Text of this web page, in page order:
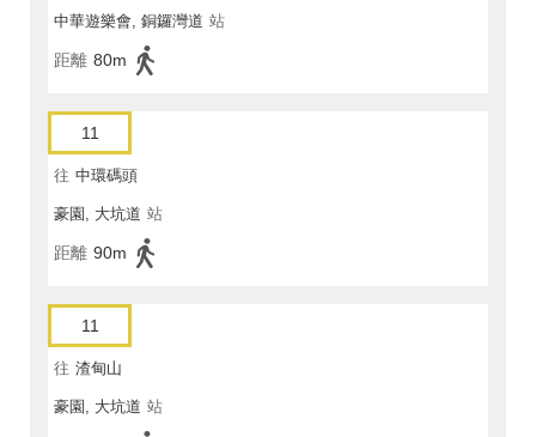
中華遊樂會, 銅鑼灣道 站
距離 80m
11
往 中環碼頭
豪園, 大坑道 站
距離 90m
11
往 渣甸山
豪園, 大坑道 站